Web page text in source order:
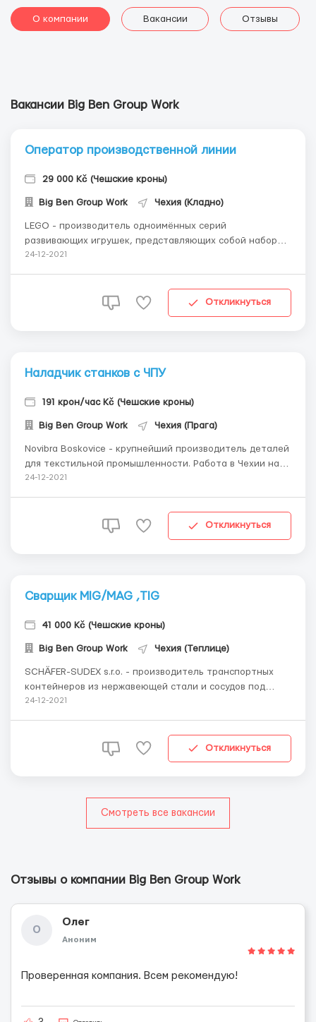
О компании Вакансии Отзывы
Вакансии Big Ben Group Work
Оператор производственной линии
29 000 Kč (Чешские кроны)
Big Ben Group Work Чехия (Кладно)
LEGO - производитель одноимённых серий
развивающих игрушек, представляющих собой наборы
деталей для сборки и моделирования разнообразных
счет работодателя Возврат визового сбора, дорогу и...
24-12-2021
Откликнуться
Наладчик станков с ЧПУ
191 крон/час Kč (Чешские кроны)
Big Ben Group Work Чехия (Прага)
Novibra Boskovice - крупнейший производитель деталей
для текстильной промышленности. Работа в Чехии на
прямого работодателя. Открываем чешскую трудовую
Traub, Manurhin и др.) Это не создани...
24-12-2021
Откликнуться
Сварщик MIG/MAG ,TIG
41 000 Kč (Чешские кроны)
Big Ben Group Work Чехия (Теплице)
SCHÄFER-SUDEX s.r.o. - производитель транспортных
контейнеров из нержавеющей стали и сосудов под
давлением для пищевой, химической и
года за счёт работодателя Возврат консульского сбора
24-12-2021
Откликнуться
Смотреть все вакансии
Отзывы о компании Big Ben Group Work
О
Олег
Аноним
Проверенная компания. Всем рекомендую!